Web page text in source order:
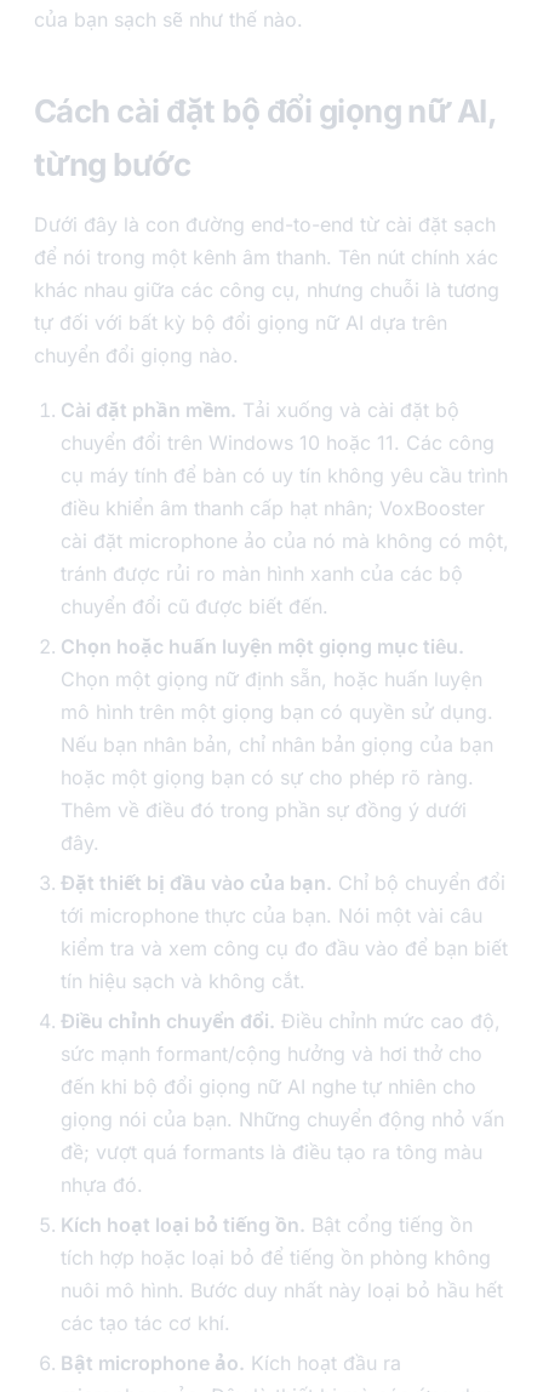
của bạn sạch sẽ như thế nào.
Cách cài đặt bộ đổi giọng nữ AI,
từng bước
Dưới đây là con đường end-to-end từ cài đặt sạch
để nói trong một kênh âm thanh. Tên nút chính xác
khác nhau giữa các công cụ, nhưng chuỗi là tương
tự đối với bất kỳ bộ đổi giọng nữ AI dựa trên
chuyển đổi giọng nào.
Cài đặt phần mềm. Tải xuống và cài đặt bộ
chuyển đổi trên Windows 10 hoặc 11. Các công
cụ máy tính để bàn có uy tín không yêu cầu trình
điều khiển âm thanh cấp hạt nhân; VoxBooster
cài đặt microphone ảo của nó mà không có một,
tránh được rủi ro màn hình xanh của các bộ
chuyển đổi cũ được biết đến.
Chọn hoặc huấn luyện một giọng mục tiêu.
Chọn một giọng nữ định sẵn, hoặc huấn luyện
mô hình trên một giọng bạn có quyền sử dụng.
Nếu bạn nhân bản, chỉ nhân bản giọng của bạn
hoặc một giọng bạn có sự cho phép rõ ràng.
Thêm về điều đó trong phần sự đồng ý dưới
đây.
Đặt thiết bị đầu vào của bạn. Chỉ bộ chuyển đổi
tới microphone thực của bạn. Nói một vài câu
kiểm tra và xem công cụ đo đầu vào để bạn biết
tín hiệu sạch và không cắt.
Điều chỉnh chuyển đổi. Điều chỉnh mức cao độ,
sức mạnh formant/cộng hưởng và hơi thở cho
đến khi bộ đổi giọng nữ AI nghe tự nhiên cho
giọng nói của bạn. Những chuyển động nhỏ vấn
đề; vượt quá formants là điều tạo ra tông màu
nhựa đó.
Kích hoạt loại bỏ tiếng ồn. Bật cổng tiếng ồn
tích hợp hoặc loại bỏ để tiếng ồn phòng không
nuôi mô hình. Bước duy nhất này loại bỏ hầu hết
các tạo tác cơ khí.
Bật microphone ảo. Kích hoạt đầu ra